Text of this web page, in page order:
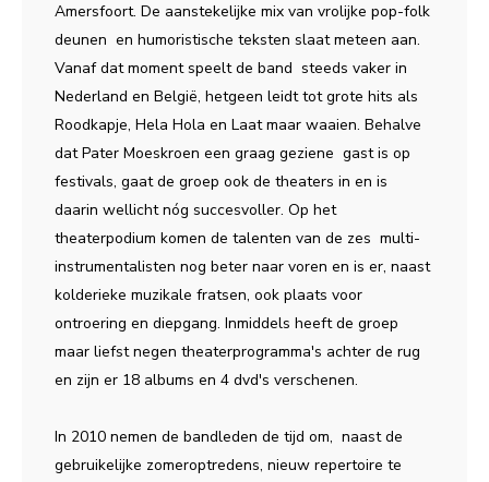
Amersfoort. De aanstekelijke mix van vrolijke pop-folk
deunen en humoristische teksten slaat meteen aan.
Vanaf dat moment speelt de band steeds vaker in
Nederland en België, hetgeen leidt tot grote hits als
Roodkapje, Hela Hola en Laat maar waaien. Behalve
dat Pater Moeskroen een graag geziene gast is op
festivals, gaat de groep ook de theaters in en is
daarin wellicht nóg succesvoller. Op het
theaterpodium komen de talenten van de zes multi-
instrumentalisten nog beter naar voren en is er, naast
kolderieke muzikale fratsen, ook plaats voor
ontroering en diepgang. Inmiddels heeft de groep
maar liefst negen theaterprogramma's achter de rug
en zijn er 18 albums en 4 dvd's verschenen.
In 2010 nemen de bandleden de tijd om, naast de
gebruikelijke zomeroptredens, nieuw repertoire te